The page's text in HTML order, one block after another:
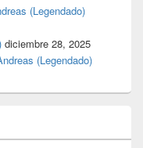
(Legendado)
diciembre 28, 2025
(Legendado)